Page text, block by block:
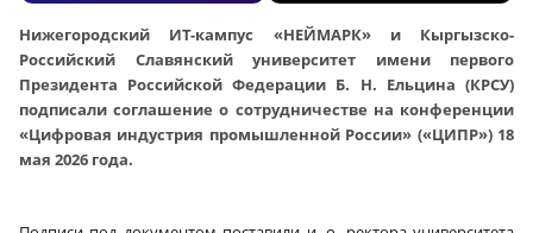
Нижегородский ИТ-кампус «НЕЙМАРК» и Кыргызско-
Российский Славянский университет имени первого
Президента Российской Федерации Б. Н. Ельцина (КРСУ)
подписали соглашение о сотрудничестве на конференции
«Цифровая индустрия промышленной России» («ЦИПР») 18
мая 2026 года.